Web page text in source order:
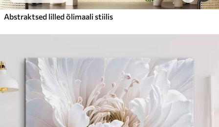
Abstraktsed lilled õlimaali stiilis